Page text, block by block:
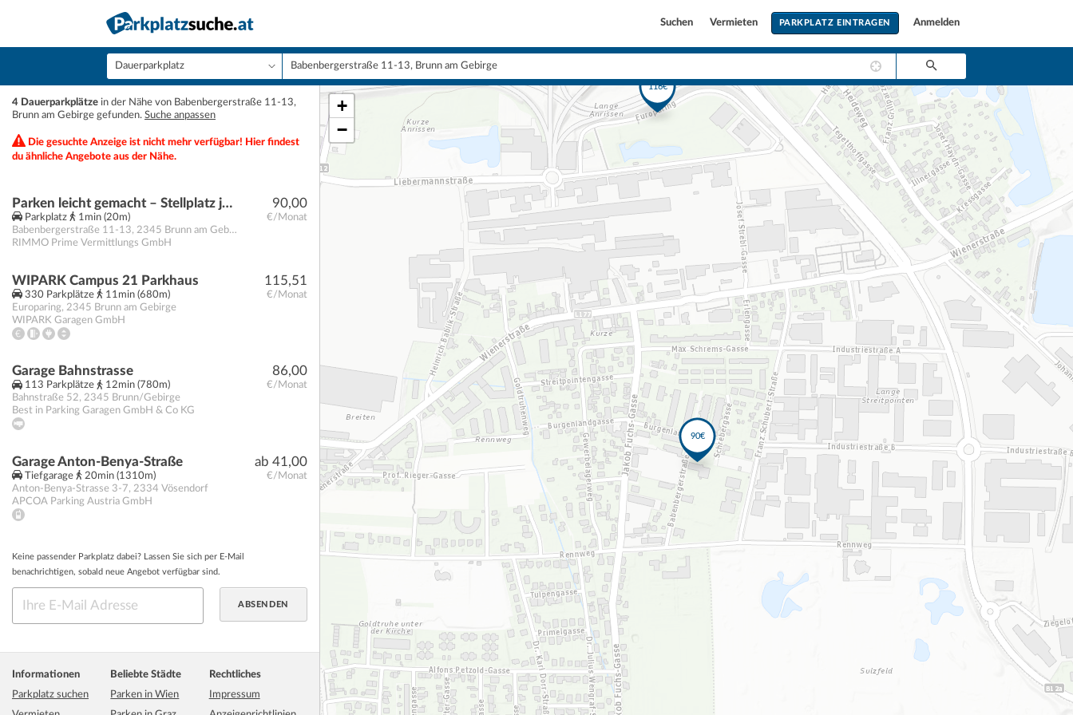
Suchen Vermieten PARKPLATZ EINTRAGEN Anmelden
4 Dauerparkplätze in der Nähe von Babenbergerstraße 11-13,
Brunn am Gebirge gefunden. Suche anpassen
Die gesuchte Anzeige ist nicht mehr verfügbar! Hier findest
du ähnliche Angebote aus der Nähe.
90,00
€/Monat
Parken leicht gemacht – Stellplatz jetzt verfügbar!
Parkplatz
1min (20m)
Babenbergerstraße 11-13, 2345 Brunn am Gebirge
RIMMO Prime Vermittlungs GmbH
115,51
€/Monat
WIPARK Campus 21 Parkhaus
330 Parkplätze
11min (680m)
Europaring, 2345 Brunn am Gebirge
WIPARK Garagen GmbH
86,00
€/Monat
Garage Bahnstrasse
113 Parkplätze
12min (780m)
Bahnstraße 52, 2345 Brunn/Gebirge
Best in Parking Garagen GmbH & Co KG
ab 41,00
€/Monat
Garage Anton-Benya-Straße
Tiefgarage
20min (1310m)
Anton-Benya-Strasse 3-7, 2334 Vösendorf
APCOA Parking Austria GmbH
Keine passender Parkplatz dabei? Lassen Sie sich per E-Mail
benachrichtigen, sobald neue Angebot verfügbar sind.
Informationen
Parkplatz suchen
Beliebte Städte
Parken in Wien
Rechtliches
Impressum
+
−